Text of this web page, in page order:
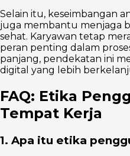
Selain itu, keseimbangan
juga membantu menjaga
sehat. Karyawan tetap
peran penting dalam
panjang, pendekatan ini
digital yang lebih
FAQ: Etika
Tempat Kerja
1. Apa itu etika